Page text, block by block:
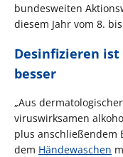
bundesweiten
diesem Jahr vom 8.
Desinfizieren
besser
„Aus
viruswirksamen
plus anschließendem
dem Händewaschen